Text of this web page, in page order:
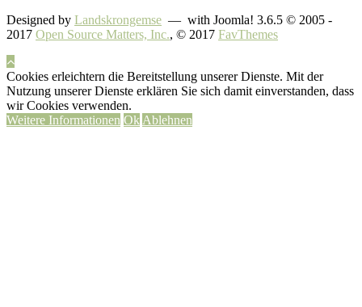
Designed by Landskrongemse — with Joomla! 3.6.5 © 2005 -
2017 Open Source Matters, Inc., © 2017 FavThemes
Cookies erleichtern die Bereitstellung unserer Dienste. Mit der
Nutzung unserer Dienste erklären Sie sich damit einverstanden, dass
wir Cookies verwenden.
Weitere Informationen Ok Ablehnen